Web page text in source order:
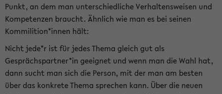
Punkt, an dem man unterschiedliche Verhaltensweisen und
Kompetenzen braucht. Ähnlich wie man es bei seinen
Kommilition*innen hält:
Nicht jede*r ist für jedes Thema gleich gut als
Gesprächspartner*in geeignet und wenn man die Wahl hat,
dann sucht man sich die Person, mit der man am besten
über das konkrete Thema sprechen kann. Über die neuen